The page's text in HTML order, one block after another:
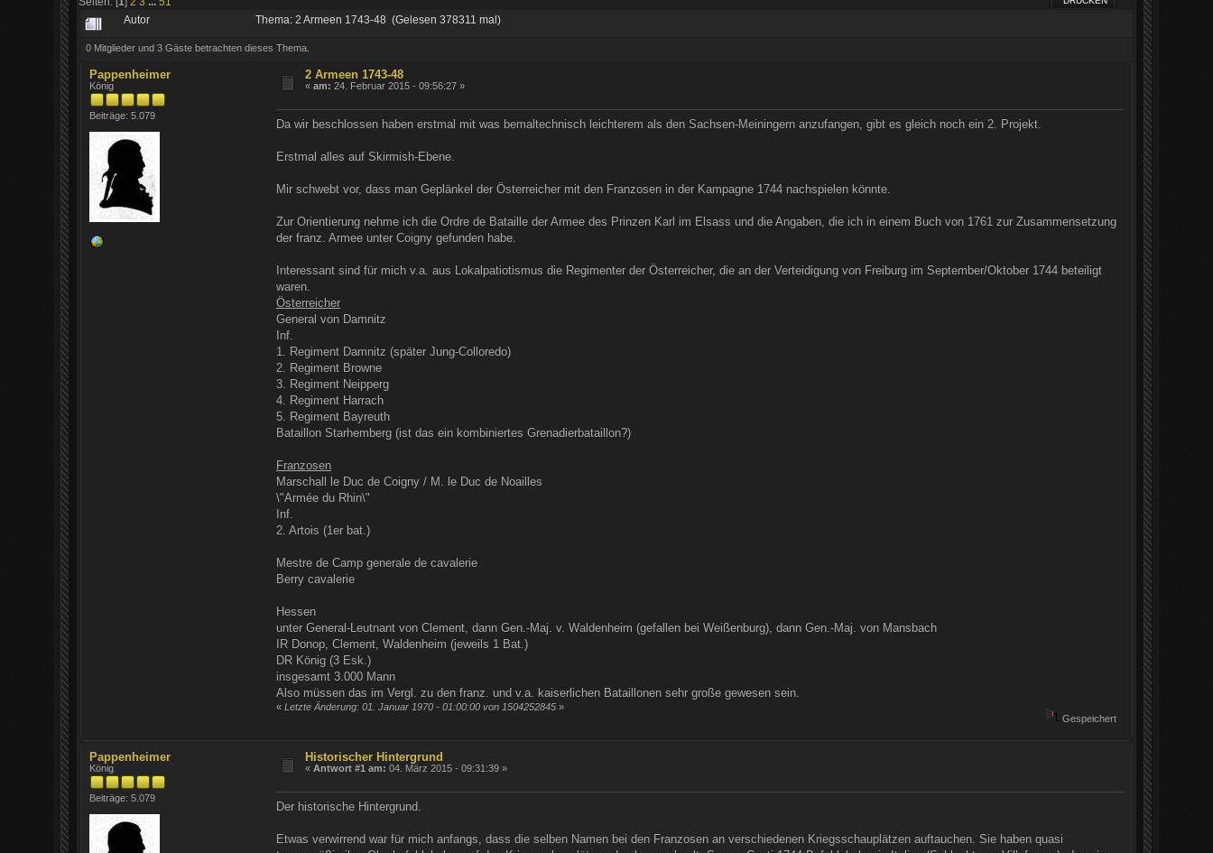
Autor Thema: 2 Armeen 1743-48 (Gelesen 378311 mal)
0 Mitglieder und 3 Gäste betrachten dieses Thema.
Pappenheimer
König
Beiträge: 5.079
2 Armeen 1743-48
«am: 24. Februar 2015 - 09:56:27 »
Da wir beschlossen haben erstmal mit was bemaltechnisch leichterem als den Sachsen-Meiningern anzufangen, gibt es gleich noch ein 2. Projekt.
Erstmal alles auf Skirmish-Ebene.
Mir schwebt vor, dass man Geplänkel der Österreicher mit den Franzosen in der Kampagne 1744 nachspielen könnte.
Zur Orientierung nehme ich die Ordre de Bataille der Armee des Prinzen Karl im Elsass und die Angaben, die ich in einem Buch von 1761 zur Zusammensetzung
der franz. Armee unter Coigny gefunden habe.
Interessant sind für mich v.a. aus Lokalpatiotismus die Regimenter der Österreicher, die an der Verteidigung von Freiburg im September/Oktober 1744 beteiligt
waren.
Österreicher
General von Damnitz
Inf.
1. Regiment Damnitz (später Jung-Colloredo)
2. Regiment Browne
3. Regiment Neipperg
4. Regiment Harrach
5. Regiment Bayreuth
Bataillon Starhemberg (ist das ein kombiniertes Grenadierbataillon?)
Franzosen
Marschall le Duc de Coigny / M. le Duc de Noailles
\"Armée du Rhin\"
Inf.
2. Artois (1er bat.)
Mestre de Camp generale de cavalerie
Berry cavalerie
Hessen
unter General-Leutnant von Clement, dann Gen.-Maj. v. Waldenheim (gefallen bei Weißenburg), dann Gen.-Maj. von Mansbach
IR Donop, Clement, Waldenheim (jeweils 1 Bat.)
DR König (3 Esk.)
insgesamt 3.000 Mann
Also müssen das im Vergl. zu den franz. und v.a. kaiserlichen Bataillonen sehr große gewesen sein.
« Letzte Änderung: 01. Januar 1970 - 01:00:00 von 1504252845»
Gespeichert
Pappenheimer
König
Beiträge: 5.079
Historischer Hintergrund
«Antwort #1 am: 04. März 2015 - 09:31:39 »
Der historische Hintergrund.
Etwas verwirrend war für mich anfangs, dass die selben Namen bei den Franzosen an verschiedenen Kriegsschauplätzen auftauchen. Sie haben quasi